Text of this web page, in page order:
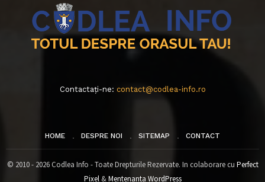
Contactați-ne: contact@codlea-info.ro
HOME DESPRE NOI SITEMAP CONTACT
© 2010 - 2026 Codlea Info - Toate Drepturile Rezervate. In colaborare cu Perfect
Pixel&Mentenanta WordPress